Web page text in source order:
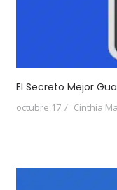
El Secreto Mejor
octubre 17 Cinthia